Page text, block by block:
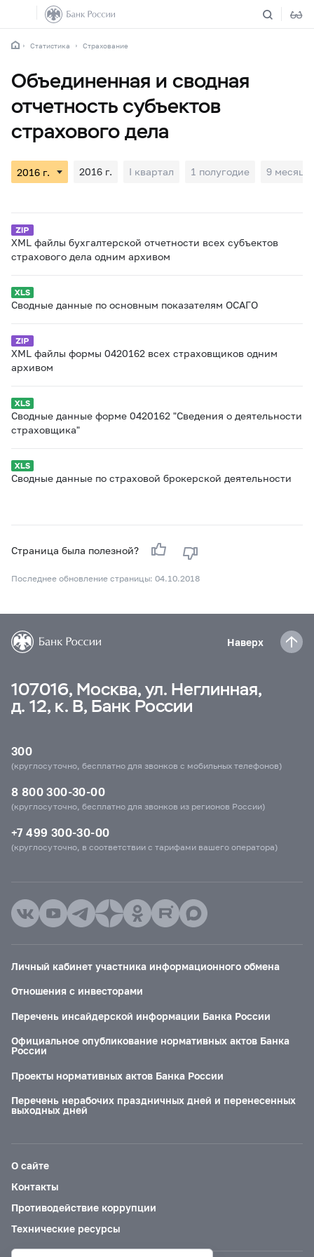
Статистика Страхование
Объединенная и сводная
отчетность субъектов
страхового дела
2016 г. I квартал 1 полугодие 9
XML файлы бухгалтерской отчетности всех субъектов
страхового дела одним архивом
Сводные данные по основным показателям ОСАГО
XML файлы формы 0420162 всех страховщиков одним
архивом
Сводные данные форме 0420162 "Сведения о деятельности
страховщика"
Сводные данные по страховой брокерской деятельности
Страница была полезной?
Последнее обновление страницы: 04.10.2018
Наверх
107016, Москва, ул. Неглинная,
д. 12, к. В, Банк России
300
(круглосуточно, бесплатно для звонков с мобильных телефонов)
8 800 300-30-00
(круглосуточно, бесплатно для звонков из регионов России)
+7 499 300-30-00
(круглосуточно, в соответствии с тарифами вашего оператора)
Личный кабинет участника информационного обмена
Отношения с инвесторами
Перечень инсайдерской информации Банка России
Официальное опубликование нормативных актов Банка
России
Проекты нормативных актов Банка России
Перечень нерабочих праздничных дней и перенесенных
выходных дней
О сайте
Контакты
Противодействие коррупции
Технические ресурсы